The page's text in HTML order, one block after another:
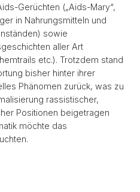
Gerüchten („Aids-Mary“,
in Nahrungsmitteln und
sowie
aller Art
etc.). Trotzdem stand
bisher hinter ihrer
Phänomen zurück, was zu
rassistischer,
Positionen beigetragen
möchte das